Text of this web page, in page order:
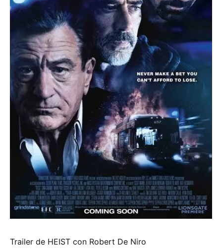
Trailer de HEIST con Robert De Niro